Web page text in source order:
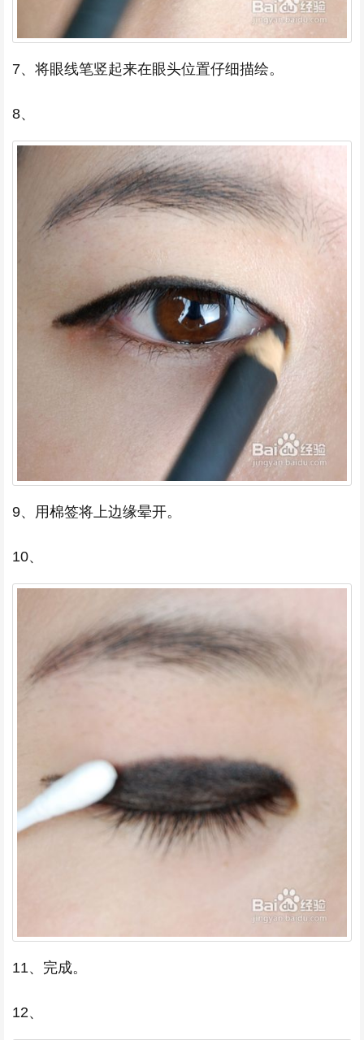
7、将眼线笔竖起来在眼头位置仔细描绘。
8、
9、用棉签将上边缘晕开。
10、
11、完成。
12、